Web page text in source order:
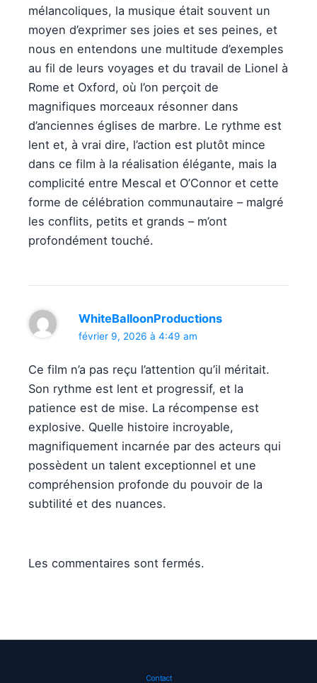
mélancoliques, la musique était souvent un
moyen d’exprimer ses joies et ses peines, et
nous en entendons une multitude d’exemples
au fil de leurs voyages et du travail de Lionel à
Rome et Oxford, où l’on perçoit de
magnifiques morceaux résonner dans
d’anciennes églises de marbre. Le rythme est
lent et, à vrai dire, l’action est plutôt mince
dans ce film à la réalisation élégante, mais la
complicité entre Mescal et O’Connor et cette
forme de célébration communautaire – malgré
les conflits, petits et grands – m’ont
profondément touché.
WhiteBalloonProductions
février 9, 2026 à 4:49 am
Ce film n’a pas reçu l’attention qu’il méritait.
Son rythme est lent et progressif, et la
patience est de mise. La récompense est
explosive. Quelle histoire incroyable,
magnifiquement incarnée par des acteurs qui
possèdent un talent exceptionnel et une
compréhension profonde du pouvoir de la
subtilité et des nuances.
Les commentaires sont fermés.
Contact